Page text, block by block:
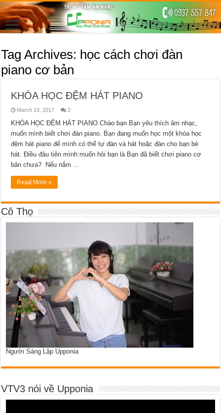
Tag Archives: học cách chơi đàn
piano cơ bản
KHÓA HỌC ĐỆM HÁT PIANO
March 19, 2017 2
KHÓA HỌC ĐỆM HÁT PIANO Chào bạn Bạn yêu thích âm nhạc,
muốn mình biết chơi đàn piano. Bạn đang muốn học một khóa học
đệm hát piano để mình có thể tự đàn và hát hoặc đàn cho bạn bè
hát. Điều đâu tiên mình muốn hỏi bạn là Bạn đã biết chơi piano cơ
bản chưa? Nếu nắm …
Read More »
Cô Thọ
Người Sáng Lập Upponia
VTV3 nói về Upponia